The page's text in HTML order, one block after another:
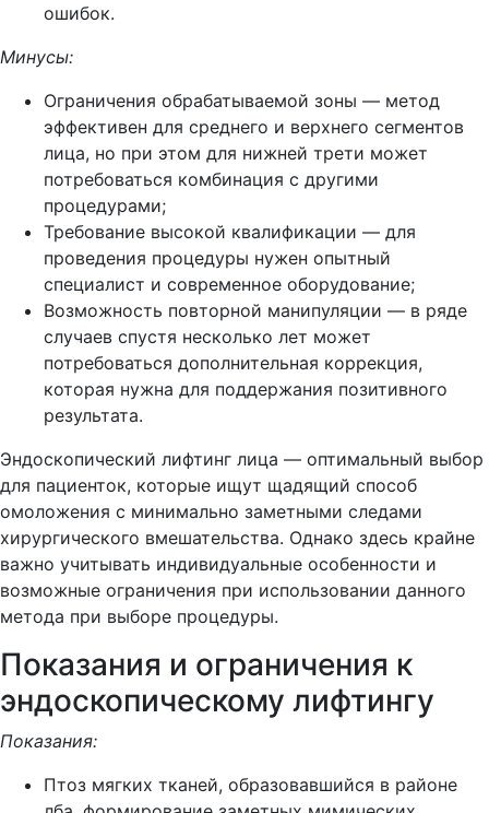
ошибок.
Минусы:
Ограничения обрабатываемой зоны — метод
эффективен для среднего и верхнего сегментов
лица, но при этом для нижней трети может
потребоваться комбинация с другими
процедурами;
Требование высокой квалификации — для
проведения процедуры нужен опытный
специалист и современное оборудование;
Возможность повторной манипуляции — в ряде
случаев спустя несколько лет может
потребоваться дополнительная коррекция,
которая нужна для поддержания позитивного
результата.
Эндоскопический лифтинг лица — оптимальный выбор
для пациенток, которые ищут щадящий способ
омоложения с минимально заметными следами
хирургического вмешательства. Однако здесь крайне
важно учитывать индивидуальные особенности и
возможные ограничения при использовании данного
метода при выборе процедуры.
Показания и ограничения к
эндоскопическому лифтингу
Показания:
Птоз мягких тканей, образовавшийся в районе